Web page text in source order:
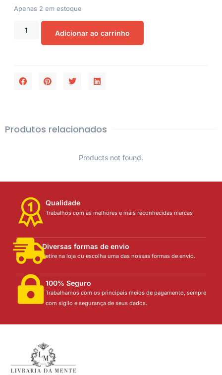
Apenas 2 em estoque
Adicionar ao carrinho
Produtos relacionados
Products not found.
Qualidade
Trabalhos com as melhores e mais reconhecidas marcas
Diversas formas de envio
Retire na loja ou escolha uma das nossas formas de envio.
100% Seguro
Trabalhamos com os principais meios de pagamento, sempre
com sigilo e segurança de seus dados.